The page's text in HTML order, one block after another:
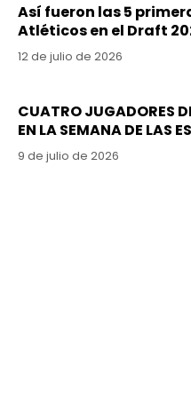
Así fueron las 5
Atléticos en el Draft
12 de julio de 2026
CUATRO JUGADORES
EN LA SEMANA DE LAS
9 de julio de 2026